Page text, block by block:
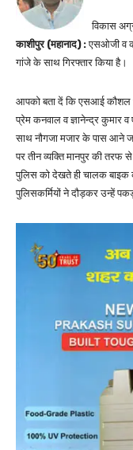
विकास
काशीपुर (महानाद) :एसओजी व
गांजे के साथ गिरफ्तार किया है।
आपको बता दें कि एसआई कौशल
प्रेम कनवाल व ज्ञानेन्द्र कुमार
साथ नौगजा मजार के पास आने
पर तीन व्यक्ति मानपुर की
पुलिस को देखते ही चालक बाइक
पुलिसकर्मियों ने दौड़कर उन्हें